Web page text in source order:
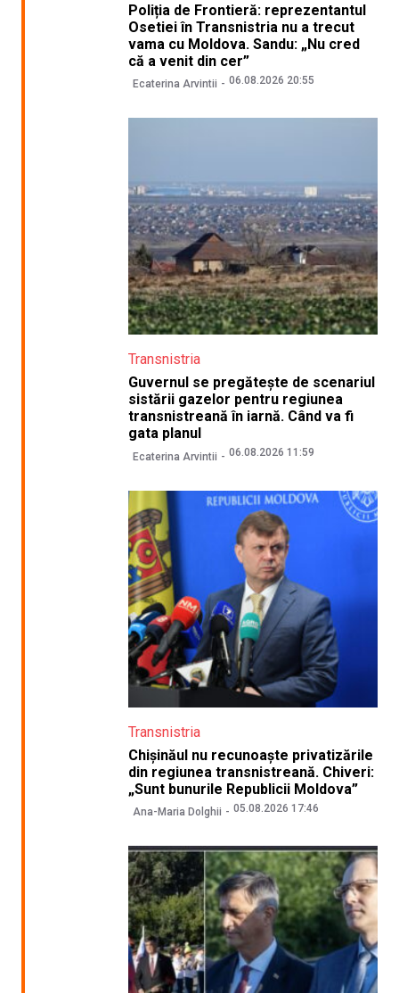
Poliția de Frontieră: reprezentantul
Osetiei în Transnistria nu a trecut
vama cu Moldova. Sandu: „Nu cred
că a venit din cer”
Ecaterina Arvintii 06.08.2026 20:55
Transnistria
Guvernul se pregătește de scenariul
sistării gazelor pentru regiunea
transnistreană în iarnă. Când va fi
gata planul
Ecaterina Arvintii 06.08.2026 11:59
Transnistria
Chișinăul nu recunoaște privatizările
din regiunea transnistreană. Chiveri:
„Sunt bunurile Republicii Moldova”
Ana-Maria Dolghii 05.08.2026 17:46